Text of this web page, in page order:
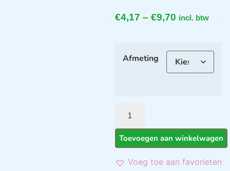
€4,17 – €9,70 incl. btw
Afmeting
Toevoegen aan winkelwagen
Voeg toe aan favorieten